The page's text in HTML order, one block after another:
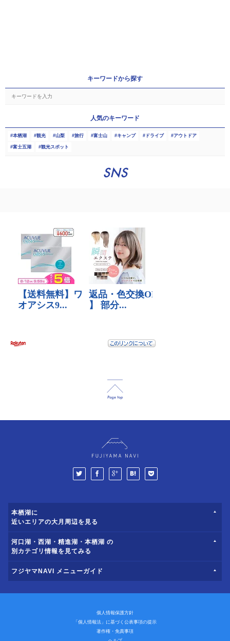
キーワードから探す
人気のキーワード
本栖湖 観光 山梨 旅行 富士山 キャンプ ドライブ アウトドア
富士五湖 観光スポット
SNS
本栖湖に
近いエリアの大月周辺を見る
河口湖・西湖・精進湖・本栖湖 の
別カテゴリ情報を見てみる
フジヤマNAVI メニューガイド
個人情報保護方針
「個人情報法」に基づく公表事項の提示
著作権・免責事項